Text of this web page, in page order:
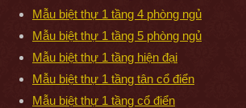
Mẫu biệt thự 1 tầng 4 phòng ngủ
Mẫu biệt thự 1 tầng 5 phòng ngủ
Mẫu biệt thự 1 tầng hiện đại
Mẫu biệt thự 1 tầng tân cổ điển
Mẫu biệt thự 1 tầng cổ điển